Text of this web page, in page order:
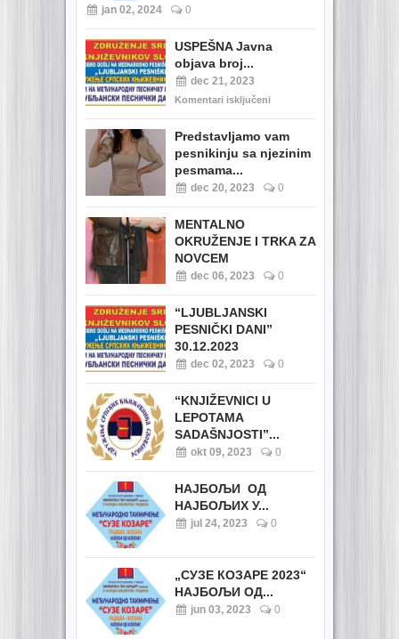
jan 02, 2024 0
USPEŠNA Javna
objava broj...
dec 21, 2023
Komentari isključeni
Predstavljamo vam
pesnikinju sa njezinim
pesmama...
dec 20, 2023 0
MENTALNO
OKRUŽENJE I TRKA ZA
NOVCEM
dec 06, 2023 0
“LJUBLJANSKI
PESNIČKI DANI”
30.12.2023
dec 02, 2023 0
“KNJIŽEVNICI U
LEPOTAMA
SADAŠNJOSTI”...
okt 09, 2023 0
НАЈБОЉИ ОД
НАЈБОЉИХ У...
jul 24, 2023 0
„СУЗЕ КОЗАРЕ 2023“
НАЈБОЉИ ОД...
jun 03, 2023 0